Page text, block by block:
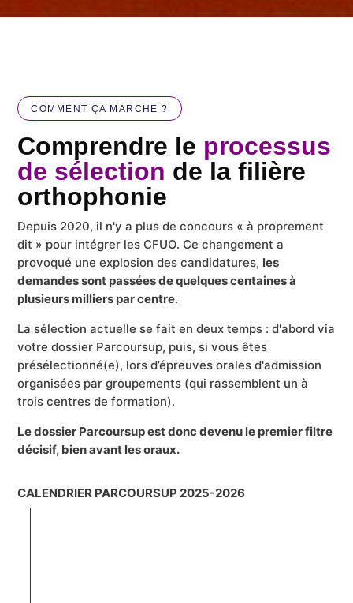
COMMENT ÇA MARCHE ?
Comprendre le processus
de sélection de la filière
orthophonie
Depuis 2020, il n'y a plus de concours « à proprement
dit » pour intégrer les CFUO. Ce changement a
provoqué une explosion des candidatures, les
demandes sont passées de quelques centaines à
plusieurs milliers par centre.
La sélection actuelle se fait en deux temps : d'abord via
votre dossier Parcoursup, puis, si vous êtes
présélectionné(e), lors d’épreuves orales d'admission
organisées par groupements (qui rassemblent un à
trois centres de formation).
Le dossier Parcoursup est donc devenu le premier filtre
décisif, bien avant les oraux.
CALENDRIER PARCOURSUP 2025-2026